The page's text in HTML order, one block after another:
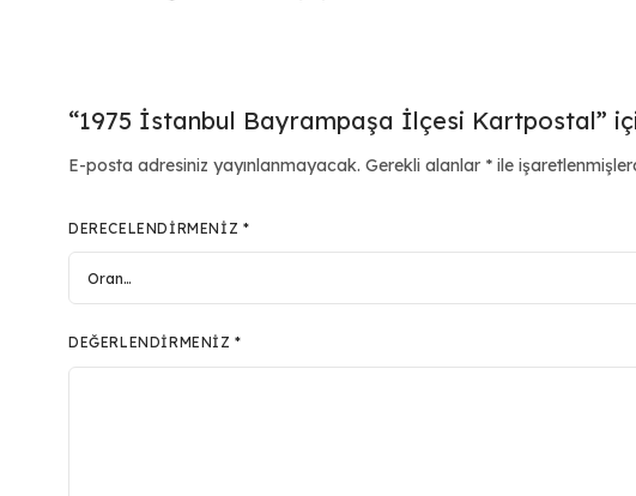
“1975 İstanbul Bayrampaşa İlçesi Kartpostal”
E-posta adresiniz yayınlanmayacak. Gerekli alanlar * ile
DERECELENDIRMENIZ *
DEĞERLENDIRMENIZ*